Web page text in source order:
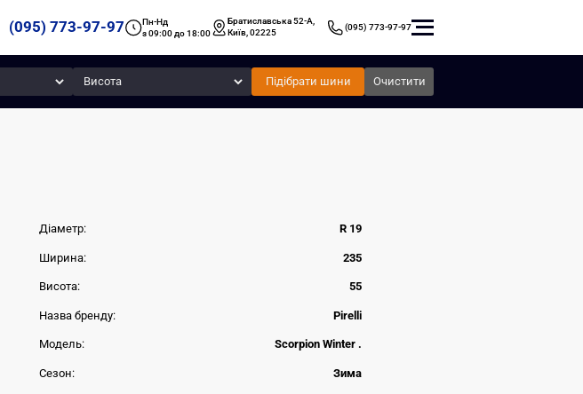
(095) 773-97-97
Пн-Нд
з 09:00 до 18:00
Братиславська 52-А,
Київ, 02225
(095) 773-97-97
Висота
Підібрати шини Очистити
Діаметр: R 19
Ширина: 235
Висота: 55
Назва бренду: Pirelli
Модель: Scorpion Winter .
Сезон: Зима